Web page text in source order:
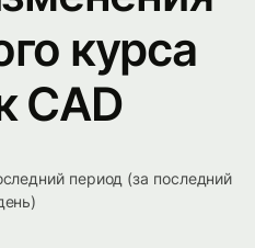
курса
CAD
период (за последний